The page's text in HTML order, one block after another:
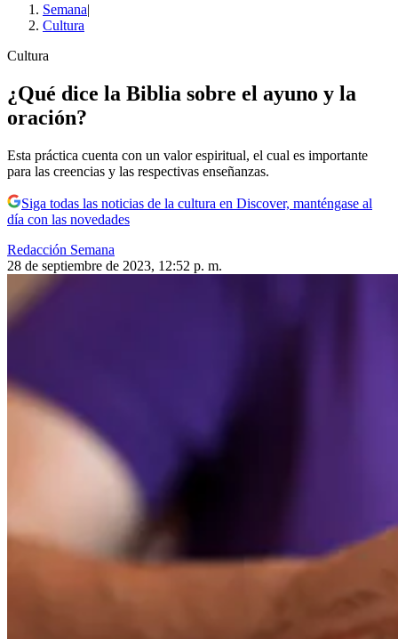
Semana|
Cultura
Cultura
¿Qué dice la Biblia sobre el ayuno y la
oración?
Esta práctica cuenta con un valor espiritual, el cual es importante
para las creencias y las respectivas enseñanzas.
Siga todas las noticias de la cultura en Discover, manténgase al
día con las novedades
Redacción Semana
28 de septiembre de 2023, 12:52 p. m.